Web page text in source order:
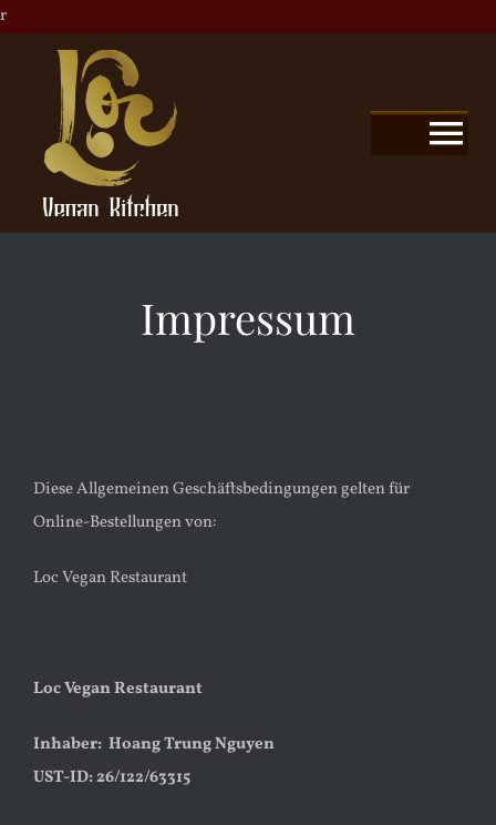
rZum
springen
HOME
SPEISEKARTE
RESERVATION
Impressum
Diese Allgemeinen Geschäftsbedingungen gelten für
Online-Bestellungen von:
Loc Vegan Restaurant
Loc Vegan Restaurant
Inhaber: Hoang Trung Nguyen
UST-ID: 26/122/63315